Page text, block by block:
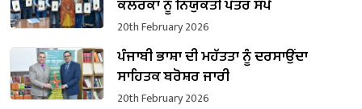
ਕਲਰਕਾਂ ਨੂੰ ਨਿਯੁਕਤੀ ਪੱਤਰ ਸੌਂਪੇ
20th February 2026
ਪੰਜਾਬੀ ਭਾਸ਼ਾ ਦੀ ਮਹੱਤਤਾ ਨੂੰ ਦਰਸਾਉਂਦਾ
ਸਾਹਿਤਕ ਬਰੋਸ਼ਰ ਜਾਰੀ
20th February 2026